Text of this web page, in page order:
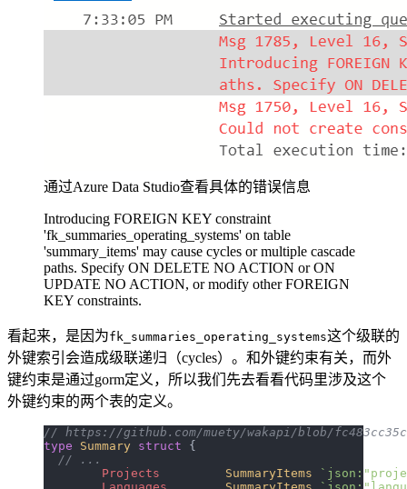
通过Azure Data Studio查看具体的错误信息
Introducing FOREIGN KEY constraint
'fk_summaries_operating_systems' on table
'summary_items' may cause cycles or multiple cascade
paths. Specify ON DELETE NO ACTION or ON
UPDATE NO ACTION, or modify other FOREIGN
KEY constraints.
看起来，是因为fk_summaries_operating_systems这个级联的
外键索引会造成级联递归（cycles）。和外键约束有关，而外
键约束是通过gorm定义，所以我们先去看看代码里涉及这个
外键约束的两个表的定义。
// https://github.com/muety/wakapi/blob/
type Summary struct {
  // ...
	Projects
         SummaryItems